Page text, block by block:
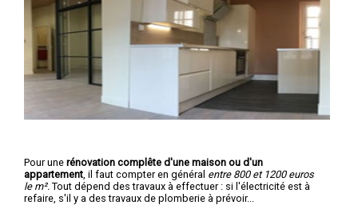
Pour une rénovation complête d'une maison ou d'un
appartement , il faut compter en général entre 800 et 1200 euros
le m². Tout dépend des travaux à effectuer : si l'électricité est à
refaire, s'il y a des travaux de plomberie à prévoir...